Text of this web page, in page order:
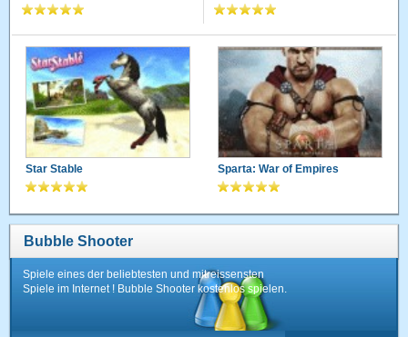
Star Stable Sparta: War of Empires
Bubble Shooter
Spiele eines der beliebtesten und mitreissensten
Spiele im Internet ! Bubble Shooter kostenlos spielen.